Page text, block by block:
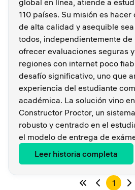
global en línea, atiende a
110 países. Su misión es
de alta calidad y asequible
todos, independientemente
ofrecer evaluaciones seguras
regiones con internet poco
desafío significativo, uno que
experiencia del estudiante
académica. La solución vino
Constructor Proctor, un
robusto y centrado en el
el modelo de entrega de
Leer historia completa
1